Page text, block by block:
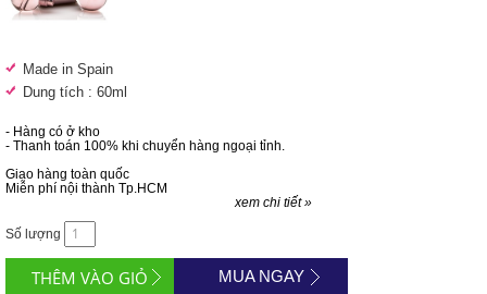
Made in Spain
Dung tích : 60ml
- Hàng có ở kho
- Thanh toán 100% khi chuyển hàng ngoại tỉnh.
Giao hàng toàn quốc
Miễn phí nội thành Tp.HCM
xem chi tiết »
Số lượng
MUA NGAY